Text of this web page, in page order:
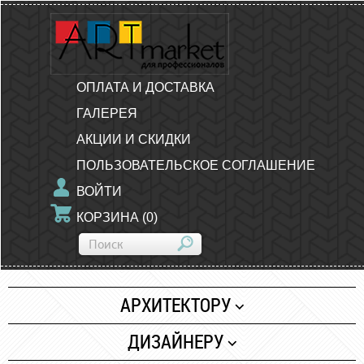
ОПЛАТА И ДОСТАВКА
ГАЛЕРЕЯ
АКЦИИ И СКИДКИ
ПОЛЬЗОВАТЕЛЬСКОЕ СОГЛАШЕНИЕ
ВОЙТИ
КОРЗИНА (0)
АРХИТЕКТОРУ
Бумага
ДИЗАЙНЕРУ